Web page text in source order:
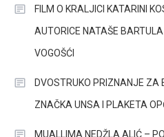
FILM O KRALJICI KATARINI
AUTORICE NATAŠE
VOGOŠĆI
DVOSTRUKO PRIZNANJE ZA
ZNAČKA UNSA I PLAKETA
MUALLIMA NEDŽLA ALIĆ –